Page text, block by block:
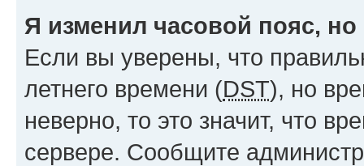
Я изменил часовой пояс,
Если вы уверены, что
летнего времени (DST), но
неверно, то это значит, что
сервере. Сообщите